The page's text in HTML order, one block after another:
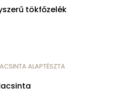
tökfőzelék
ALAPTÉSZTA